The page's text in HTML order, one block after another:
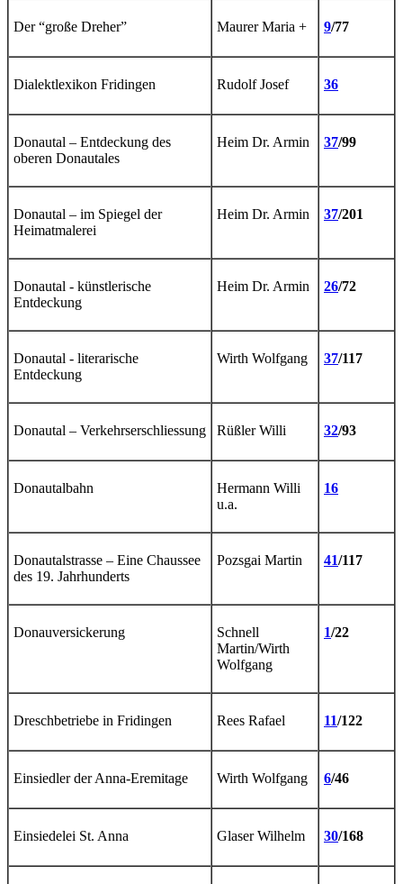
Der “große Dreher” Maurer Maria + 9/77
Dialektlexikon Fridingen Rudolf Josef 36
Donautal – Entdeckung des
oberen Donautales
Heim Dr. Armin 37/99
Donautal – im Spiegel der
Heimatmalerei
Heim Dr. Armin 37/201
Donautal - künstlerische
Entdeckung
Heim Dr. Armin 26/72
Donautal - literarische
Entdeckung
Wirth Wolfgang 37/117
Donautal – Verkehrserschliessung Rüßler Willi 32/93
Donautalbahn
Hermann Willi
u.a.
16
Donautalstrasse – Eine Chaussee
des 19. Jahrhunderts
Pozsgai Martin 41/117
Donauversickerung
Schnell
Martin/Wirth
Wolfgang
1/22
Dreschbetriebe in Fridingen Rees Rafael 11/122
Einsiedler der Anna-Eremitage Wirth Wolfgang 6/46
Einsiedelei St. Anna Glaser Wilhelm 30/168